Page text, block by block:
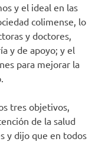
y el ideal en las
colimense, lo
y doctores,
y de apoyo; y el
para mejorar la
tres objetivos,
de la salud
y dijo que en todos